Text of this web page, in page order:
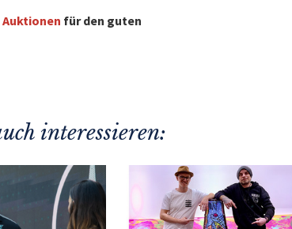
für den guten
interessieren: